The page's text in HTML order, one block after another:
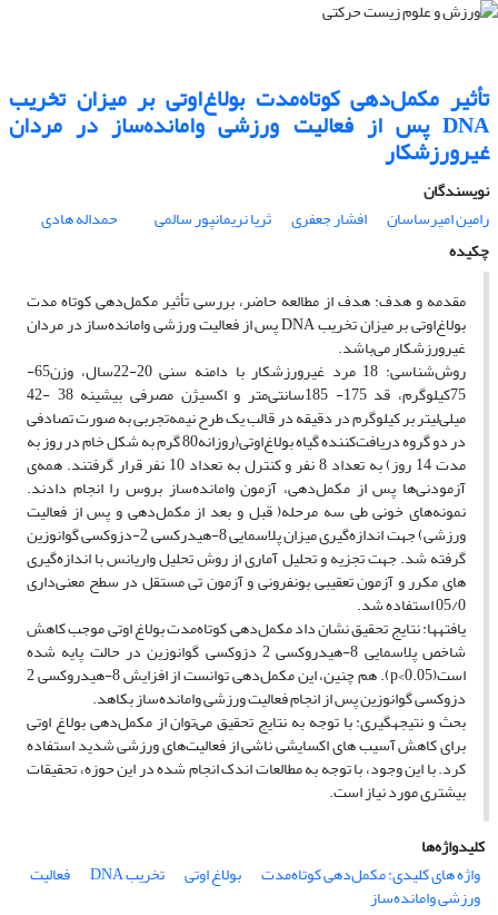
تأثیر مکمل‌دهی کوتاه‌مدت بولاغ‌اوتی بر میزان تخریب
DNA پس از فعالیت ورزشی وامانده‌ساز در مردان
غیر‌ورزشکار
نویسندگان
رامین امیرساسان
افشار جعفری ثریا نریمانپور سالمی
حمداله هادی
چکیده
مقدمه و هدف: هدف از مطالعه حاضر، بررسی تأثیر مکمل‌دهی کوتاه مدت
بولاغ‌اوتی بر میزان تخریب DNA پس از فعالیت ورزشی وامانده‌ساز در مردان
غیرورزشکار می‌باشد.
روش‌شناسی: 18 مرد غیرورزشکار با دامنه سنی 20-22سال، وزن65-
75کیلوگرم، قد 175- 185سانتی‌متر و اکسیژن مصرفی بیشینه 38 -42
میلی‌لیتر بر کیلوگرم در دقیقه در قالب یک طرح نیمه‌تجربی به صورت تصادفی
در دو گروه دریافت‌کننده گیاه بولاغ‌اوتی(روزانه80 گرم به شکل خام در روز به
مدت 14 روز) به تعداد 8 نفر و کنترل به تعداد 10 نفر قرار گرفتند. همه‌ی
آزمودنی‌ها پس از مکمل‌دهی، آزمون وامانده‌ساز بروس را انجام دادند.
نمونه‌های خونی طی سه مرحله( قبل و بعد از مکمل‌دهی و پس از فعالیت
ورزشی) جهت اندازه‌گیری میزان پلاسمایی 8-هیدرکسی 2-دزوکسی گوانوزین
گرفته شد. جهت تجزیه و تحلیل آماری از روش تحلیل واریانس با اندازه‌گیری
های مکرر و آزمون تعقیبی بونفرونی و آزمون تی مستقل در سطح معنی‌داری
05/0 استفاده شد.
یافته­ها: نتایج تحقیق نشان داد مکمل‌دهی کوتاه‌مدت بولاغ اوتی موجب کاهش
شاخص‌ پلاسمایی 8-هیدروکسی 2 دزوکسی گوانوزین در حالت پایه شده
است(p<0.05). هم چنین، این مکمل‌دهی توانست از افزایش 8-هیدروکسی 2
دزوکسی گوانوزین پس از انجام فعالیت ورزشی وامانده‌ساز بکاهد.
بحث و نتیجه­گیری: با توجه به نتایج تحقیق می‌توان از مکمل‌دهی بولاغ اوتی
برای کاهش آسیب های اکسایشی ناشی از فعالیت‌های ورزشی شدید استفاده
کرد. با این وجود، با توجه به مطالعات اندک انجام شده در این حوزه، تحقیقات
بیشتری مورد نیاز است.
کلیدواژه‌ها
واژه­ های کلیدی: مکمل‌دهی کوتاه‌مدت
بولاغ اوتی تخریب DNA فعالیت
ورزشی وامانده‌ساز